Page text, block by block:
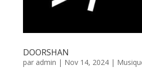
DOORSHAN
par admin | Nov 14, 2024|